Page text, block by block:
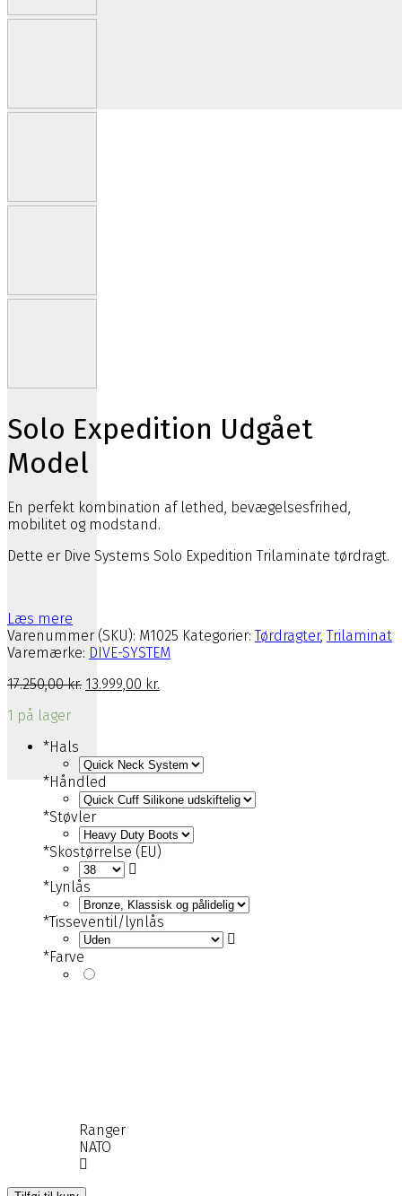
Solo Expedition Udgået
Model
En perfekt kombination af lethed, bevægelsesfrihed,
mobilitet og modstand.
Dette er Dive Systems Solo Expedition Trilaminate tørdragt.
Læs mere
Varenummer (SKU): M1025 Kategorier:Tørdragter,Trilaminat
Varemærke: DIVE-SYSTEM
17.250,00kr. Den
13.999,00 kr.
1 på lager
*Hals
*Håndled
*Støvler
*Skostørrelse (EU)
*Lynlås
*Tisseventil/lynlås
*Farve
Ranger
NATO